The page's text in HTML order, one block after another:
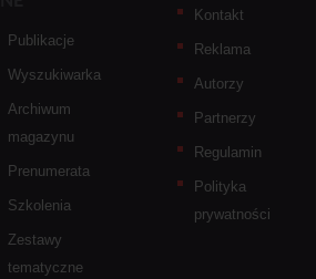
Publikacje
Wyszukiwarka
Archiwum
magazynu
Prenumerata
Szkolenia
Zestawy
tematyczne
Kontakt
Reklama
Autorzy
Partnerzy
Regulamin
Polityka
prywatności